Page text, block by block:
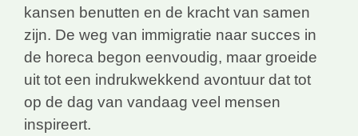
kansen benutten en de kracht van samen
zijn. De weg van immigratie naar succes in
de horeca begon eenvoudig, maar groeide
uit tot een indrukwekkend avontuur dat tot
op de dag van vandaag veel mensen
inspireert.